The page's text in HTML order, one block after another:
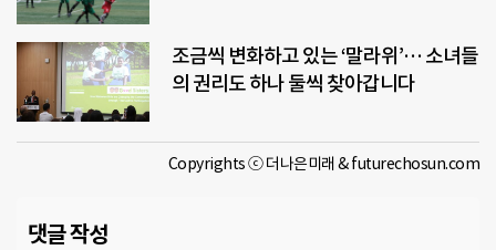
조금씩 변화하고 있는 ‘말라위’… 소녀들
의 권리도 하나 둘씩 찾아갑니다
Copyrights ⓒ 더나은미래 & futurechosun.com
댓글 작성